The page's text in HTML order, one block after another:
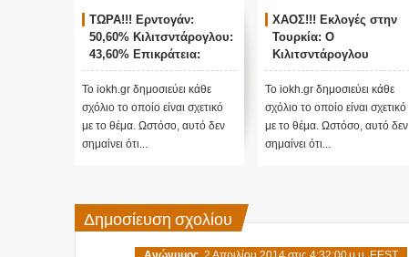
ΤΩΡΑ!!! Ερντογάν:
50,60% Κιλιτσντάρογλου:
43,60% Επικράτεια:
78,2%
Το iokh.gr δημοσιεύει κάθε
σχόλιο το οποίο είναι σχετικό
με το θέμα. Ωστόσο, αυτό δεν
σημαίνει ότι...
ΧΑΟΣ!!! Εκλογές στην
Τουρκία: Ο
Κιλιτσντάρογλου
αμφισβητεί τα
αποτελέσματα θα γίνουν
ενστάσεις...
Το iokh.gr δημοσιεύει κάθε
σχόλιο το οποίο είναι σχετικό
με το θέμα. Ωστόσο, αυτό δεν
σημαίνει ότι...
Δημοσίευση σχολίου